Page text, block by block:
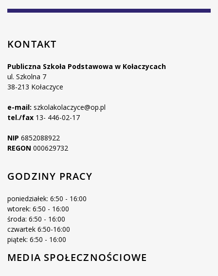
KONTAKT
Publiczna Szkoła Podstawowa w Kołaczycach
ul. Szkolna 7
38-213 Kołaczyce
e-mail: szkolakolaczyce@op.pl
tel./fax 13- 446-02-17
NIP 6852088922
REGON 000629732
GODZINY PRACY
poniedziałek: 6:50 - 16:00
wtorek: 6:50 - 16:00
środa: 6:50 - 16:00
czwartek 6:50-16:00
piątek: 6:50 - 16:00
MEDIA SPOŁECZNOŚCIOWE